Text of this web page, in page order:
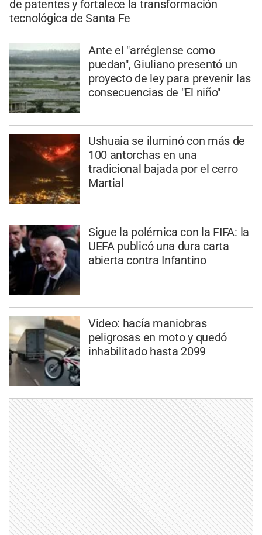
de patentes y fortalece la transformación
tecnológica de Santa Fe
Ante el "arréglense como
puedan", Giuliano presentó un
proyecto de ley para prevenir las
consecuencias de "El niño"
Ushuaia se iluminó con más de
100 antorchas en una
tradicional bajada por el cerro
Martial
Sigue la polémica con la FIFA: la
UEFA publicó una dura carta
abierta contra Infantino
Video: hacía maniobras
peligrosas en moto y quedó
inhabilitado hasta 2099